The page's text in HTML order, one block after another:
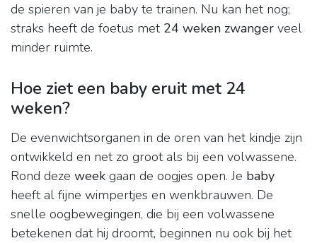
de spieren van je baby te trainen. Nu kan het nog;
straks heeft de foetus met 24 weken zwanger veel
minder ruimte.
Hoe ziet een baby eruit met 24
weken?
De evenwichtsorganen in de oren van het kindje zijn
ontwikkeld en net zo groot als bij een volwassene.
Rond deze week gaan de oogjes open. Je baby
heeft al fijne wimpertjes en wenkbrauwen. De
snelle oogbewegingen, die bij een volwassene
betekenen dat hij droomt, beginnen nu ook bij het